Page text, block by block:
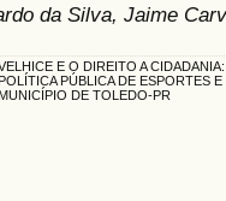
da Silva, Jaime
E O DIREITO A CIDADANIA:
POLÍTICA PÚBLICA DE ESPORTES
MUNICÍPIO DE TOLEDO-PR